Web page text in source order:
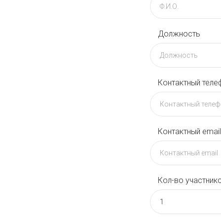
Должность
Контактный
Контактный email
Кол-во